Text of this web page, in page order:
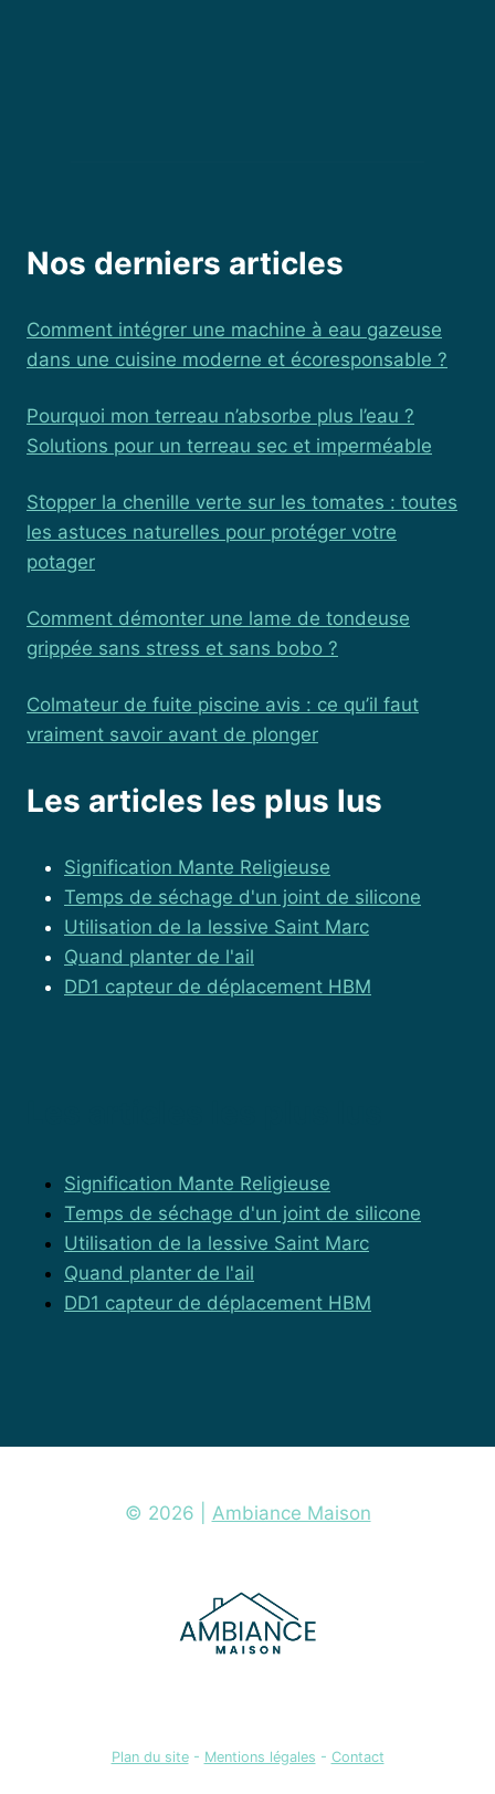
Nos derniers articles
Comment intégrer une machine à eau gazeuse
dans une cuisine moderne et écoresponsable ?
Pourquoi mon terreau n’absorbe plus l’eau ?
Solutions pour un terreau sec et imperméable
Stopper la chenille verte sur les tomates : toutes
les astuces naturelles pour protéger votre
potager
Comment démonter une lame de tondeuse
grippée sans stress et sans bobo ?
Colmateur de fuite piscine avis : ce qu’il faut
vraiment savoir avant de plonger
Les articles les plus lus
Signification Mante Religieuse
Temps de séchage d'un joint de silicone
Utilisation de la lessive Saint Marc
Quand planter de l'ail
DD1 capteur de déplacement HBM
Signification Mante Religieuse
Temps de séchage d'un joint de silicone
Utilisation de la lessive Saint Marc
Quand planter de l'ail
DD1 capteur de déplacement HBM
© 2026 | Ambiance Maison
Plan du site- Mentions légales - Contact